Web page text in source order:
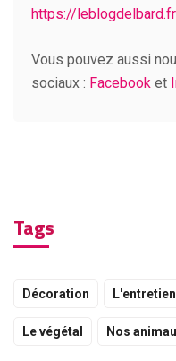
https://
Vous pouvez aussi
sociaux : Facebook et
Tags
Décoration L'entretien
Le végétal Nos